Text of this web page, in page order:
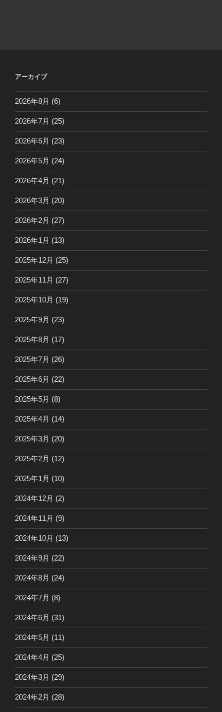
アーカイブ
2026年8月 (6)
2026年7月 (25)
2026年6月 (23)
2026年5月 (24)
2026年4月 (21)
2026年3月 (20)
2026年2月 (27)
2026年1月 (13)
2025年12月 (25)
2025年11月 (27)
2025年10月 (19)
2025年9月 (23)
2025年8月 (17)
2025年7月 (26)
2025年6月 (22)
2025年5月 (8)
2025年4月 (14)
2025年3月 (20)
2025年2月 (12)
2025年1月 (10)
2024年12月 (2)
2024年11月 (9)
2024年10月 (13)
2024年9月 (22)
2024年8月 (24)
2024年7月 (8)
2024年6月 (31)
2024年5月 (11)
2024年4月 (25)
2024年3月 (29)
2024年2月 (28)